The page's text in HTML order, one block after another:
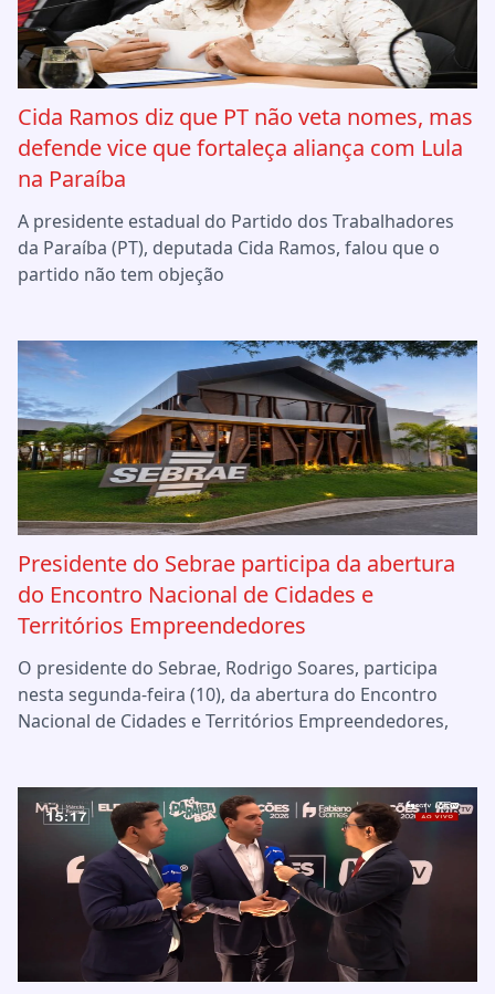
Cida Ramos diz que PT não veta nomes, mas
defende vice que fortaleça aliança com Lula
na Paraíba
A presidente estadual do Partido dos Trabalhadores
da Paraíba (PT), deputada Cida Ramos, falou que o
partido não tem objeção
Presidente do Sebrae participa da abertura
do Encontro Nacional de Cidades e
Territórios Empreendedores
O presidente do Sebrae, Rodrigo Soares, participa
nesta segunda-feira (10), da abertura do Encontro
Nacional de Cidades e Territórios Empreendedores,